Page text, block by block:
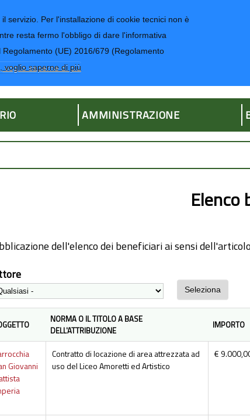
servizio. Per l'installazione di cookie tecnici non è
resta fermo l'obbligo di dare l'informativa
(UE) 2016/679 (Regolamento
voglio saperne di più
AMMINISTRAZIONE
Elenco
dell'elenco dei beneficiari ai sensi
NORMA O IL TITOLO A BASE
DELL'ATTRIBUZIONE
IMPORTO
Giovanni
Contratto di locazione di area attrezzata ad
uso del Liceo Amoretti ed Artistico
€